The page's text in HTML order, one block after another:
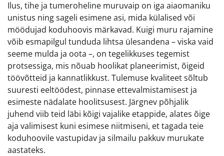
Ilus, tihe ja tumeroheline muruvaip on iga aiaomaniku
unistus ning sageli esimene asi, mida külalised või
möödujad koduhoovis märkavad. Kuigi muru rajamine
võib esmapilgul tunduda lihtsa ülesandena – viska vaid
seeme mulda ja oota –, on tegelikkuses tegemist
protsessiga, mis nõuab hoolikat planeerimist, õigeid
töövõtteid ja kannatlikkust. Tulemuse kvaliteet sõltub
suuresti eeltöödest, pinnase ettevalmistamisest ja
esimeste nädalate hoolitsusest. Järgnev põhjalik
juhend viib teid läbi kõigi vajalike etappide, alates õige
aja valimisest kuni esimese niitmiseni, et tagada teie
koduhoovile vastupidav ja silmailu pakkuv murukate
aastateks.